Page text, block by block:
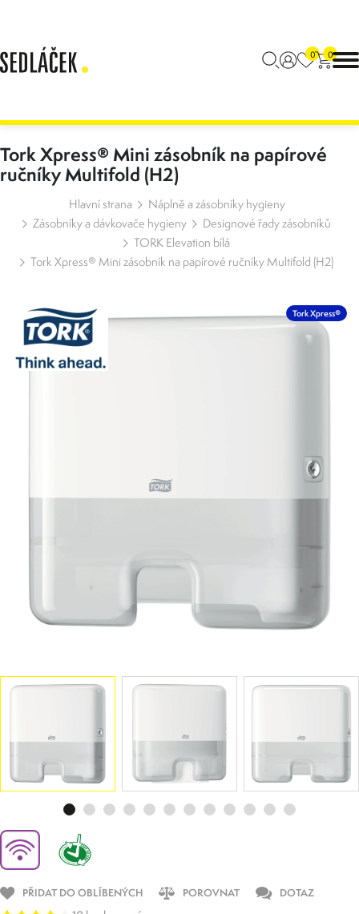
0 0
Tork Xpress® Mini zásobník na papírové
ručníky Multifold (H2)
Hlavní strana
Náplně a zásobníky hygieny
Zásobníky a dávkovače hygieny
Designové řady zásobníků
TORK Elevation bílá
Tork Xpress® Mini zásobník na papírové ručníky Multifold (H2)
Tork Xpress®
PŘIDAT DO OBLÍBENÝCH POROVNAT DOTAZ